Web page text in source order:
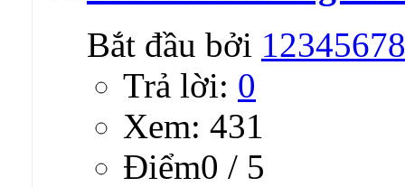
Bắt đầu bởi
Trả lời: 0
Xem: 431
Ðiểm0 / 5